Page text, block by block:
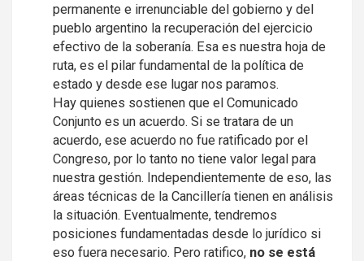
permanente e irrenunciable del gobierno y del
pueblo argentino la recuperación del ejercicio
efectivo de la soberanía. Esa es nuestra hoja de
ruta, es el pilar fundamental de la política de
estado y desde ese lugar nos paramos.
Hay quienes sostienen que el Comunicado
Conjunto es un acuerdo. Si se tratara de un
acuerdo, ese acuerdo no fue ratificado por el
Congreso, por lo tanto no tiene valor legal para
nuestra gestión. Independientemente de eso, las
áreas técnicas de la Cancillería tienen en análisis
la situación. Eventualmente, tendremos
posiciones fundamentadas desde lo jurídico si
eso fuera necesario. Pero ratifico, no se está